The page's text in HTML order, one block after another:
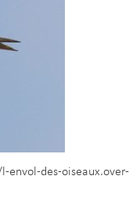
envol-des-oiseaux.over-